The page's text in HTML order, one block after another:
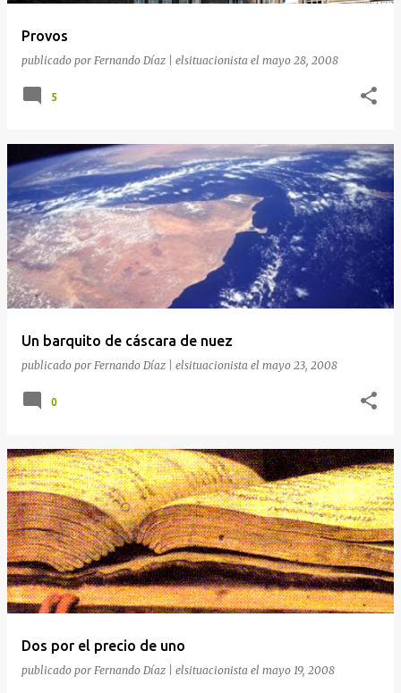
Provos
publicado por Fernando Díaz | elsituacionista el mayo 28, 2008
5
Un barquito de cáscara de nuez
publicado por Fernando Díaz | elsituacionista el mayo 23, 2008
0
Dos por el precio de uno
publicado por Fernando Díaz | elsituacionista el mayo 19, 2008